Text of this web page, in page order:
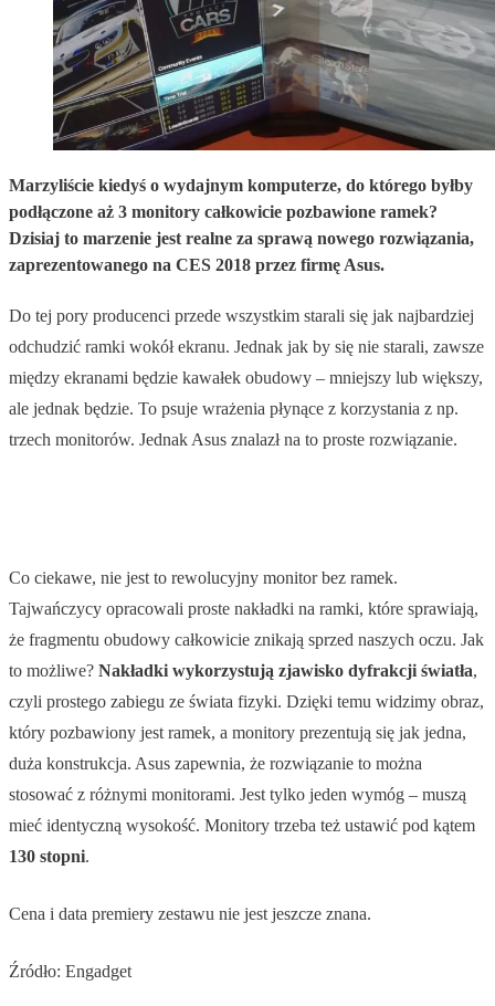
Marzyliście kiedyś o wydajnym komputerze, do którego byłby
podłączone aż 3 monitory całkowicie pozbawione ramek?
Dzisiaj to marzenie jest realne za sprawą nowego rozwiązania,
zaprezentowanego na CES 2018 przez firmę Asus.
Do tej pory producenci przede wszystkim starali się jak najbardziej
odchudzić ramki wokół ekranu. Jednak jak by się nie starali, zawsze
między ekranami będzie kawałek obudowy – mniejszy lub większy,
ale jednak będzie. To psuje wrażenia płynące z korzystania z np.
trzech monitorów. Jednak Asus znalazł na to proste rozwiązanie.
Co ciekawe, nie jest to rewolucyjny monitor bez ramek.
Tajwańczycy opracowali proste nakładki na ramki, które sprawiają,
że fragmentu obudowy całkowicie znikają sprzed naszych oczu. Jak
to możliwe? Nakładki wykorzystują zjawisko dyfrakcji światła,
czyli prostego zabiegu ze świata fizyki. Dzięki temu widzimy obraz,
który pozbawiony jest ramek, a monitory prezentują się jak jedna,
duża konstrukcja. Asus zapewnia, że rozwiązanie to można
stosować z różnymi monitorami. Jest tylko jeden wymóg – muszą
mieć identyczną wysokość. Monitory trzeba też ustawić pod kątem
130 stopni.
Cena i data premiery zestawu nie jest jeszcze znana.
Źródło: Engadget